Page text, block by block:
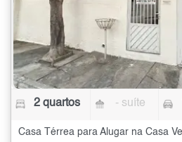
2 quartos - suíte